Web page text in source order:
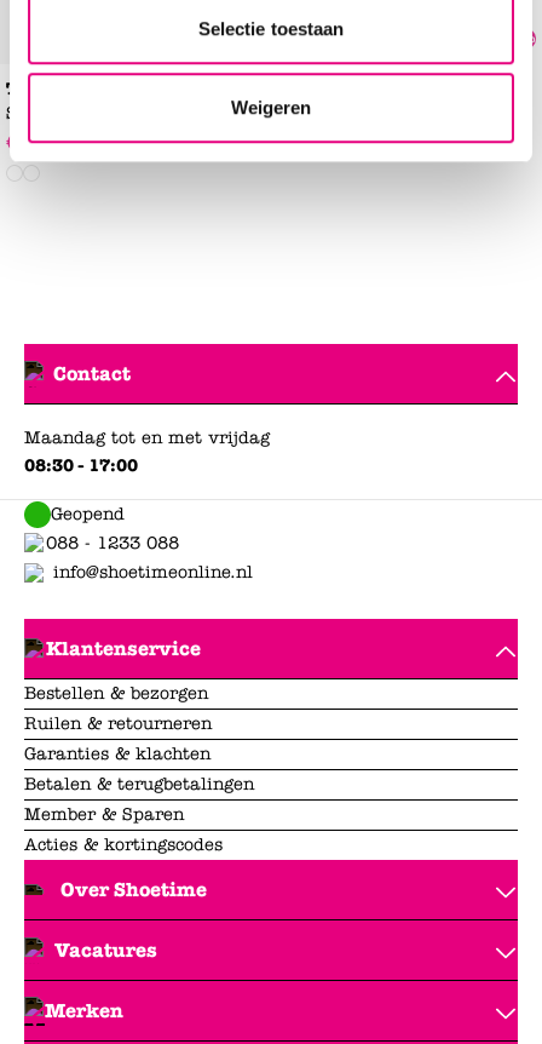
Selectie toestaan
Weigeren
Teva Tanza
Sandalen
€ 41,99€ 59,99 -30%
€ 31,49 -30%
Contact
Maandag tot en met vrijdag
08:30 - 17:00
Geopend
088 - 1233 088
info@shoetimeonline.nl
Klantenservice
Bestellen & bezorgen
Ruilen & retourneren
Garanties & klachten
Betalen & terugbetalingen
Member & Sparen
Acties & kortingscodes
Over Shoetime
Vacatures
Merken